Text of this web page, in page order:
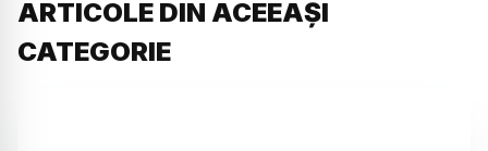
ARTICOLE DIN ACEEAȘI
CATEGORIE